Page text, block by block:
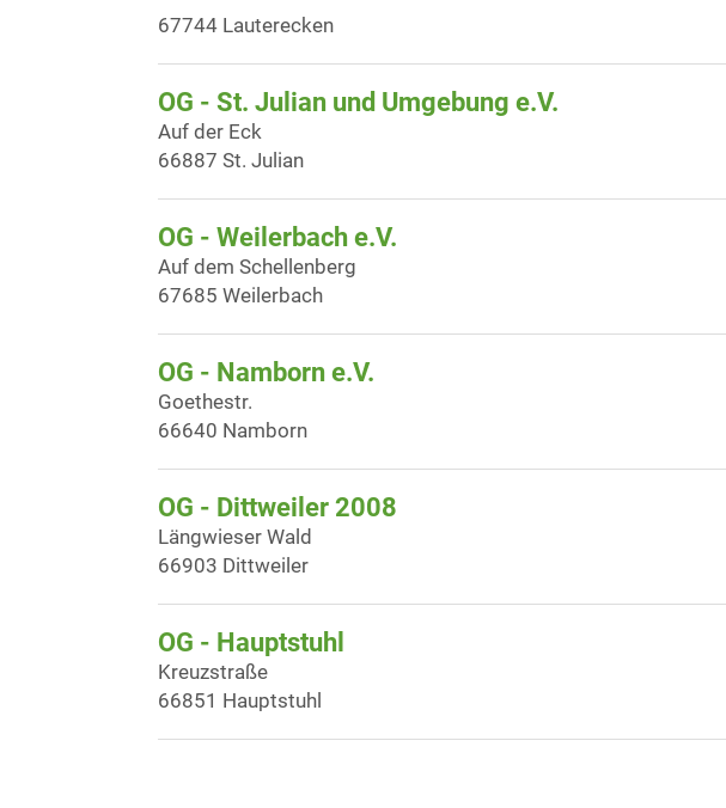
67744 Lauterecken
OG - St. Julian und Umgebung e.V.
Auf der Eck
66887 St. Julian
OG - Weilerbach e.V.
Auf dem Schellenberg
67685 Weilerbach
OG - Namborn e.V.
Goethestr.
66640 Namborn
OG - Dittweiler 2008
Längwieser Wald
66903 Dittweiler
OG - Hauptstuhl
Kreuzstraße
66851 Hauptstuhl